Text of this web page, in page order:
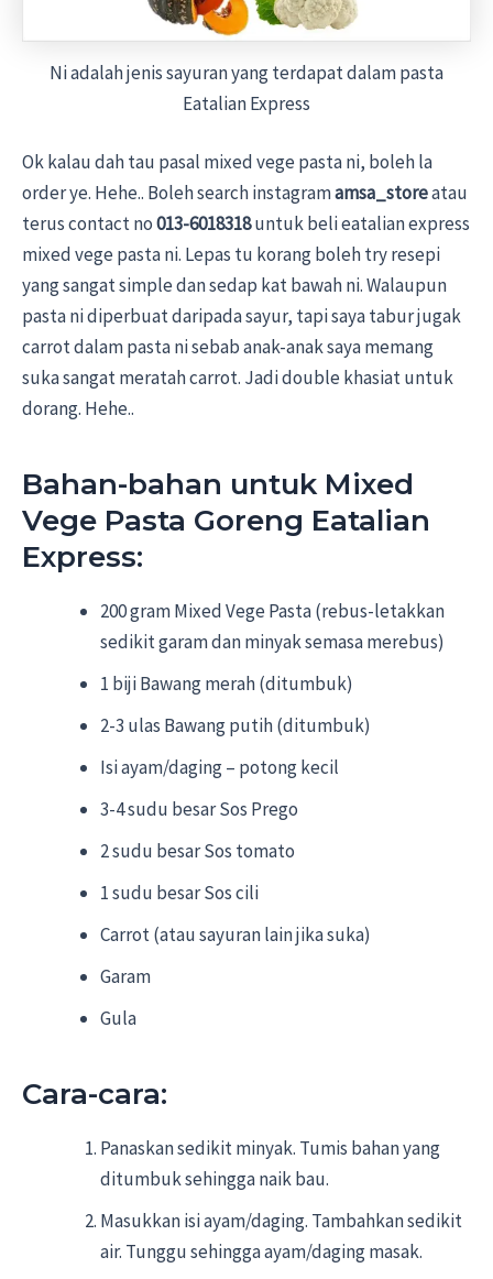
Ni adalah jenis sayuran yang terdapat dalam pasta
Eatalian Express
Ok kalau dah tau pasal mixed vege pasta ni, boleh la
order ye. Hehe.. Boleh search instagramamsa_storeatau
terus contact no013-6018318untuk beli eatalian express
mixed vege pasta ni. Lepas tu korang boleh try resepi
yang sangat simple dan sedap kat bawah ni. Walaupun
pasta ni diperbuat daripada sayur, tapi saya tabur jugak
carrot dalam pasta ni sebab anak-anak saya memang
suka sangat meratah carrot. Jadi double khasiat untuk
dorang. Hehe..
Bahan-bahan untuk Mixed
Vege Pasta Goreng Eatalian
Express:
200 gram Mixed Vege Pasta (rebus-letakkan
sedikit garam dan minyak semasa merebus)
1 biji Bawang merah (ditumbuk)
2-3 ulas Bawang putih (ditumbuk)
Isi ayam/daging – potong kecil
3-4 sudu besar Sos Prego
2 sudu besar Sos tomato
1 sudu besar Sos cili
Carrot (atau sayuran lain jika suka)
Garam
Gula
Cara-cara:
Panaskan sedikit minyak. Tumis bahan yang
ditumbuk sehingga naik bau.
Masukkan isi ayam/daging. Tambahkan sedikit
air. Tunggu sehingga ayam/daging masak.